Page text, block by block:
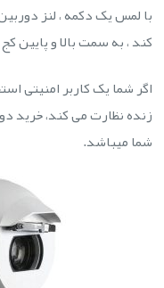
با لمس یک دکمه ، لنز
کند ، به سمت بالا و پایین
اگر شما یک کاربر امنیتی
شما میباشد.